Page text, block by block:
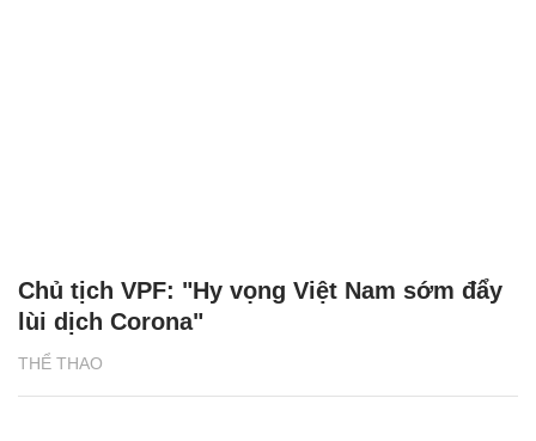
THỂ THAO
Chủ tịch VPF: "Hy vọng Việt Nam sớm đẩy
lùi dịch Corona"